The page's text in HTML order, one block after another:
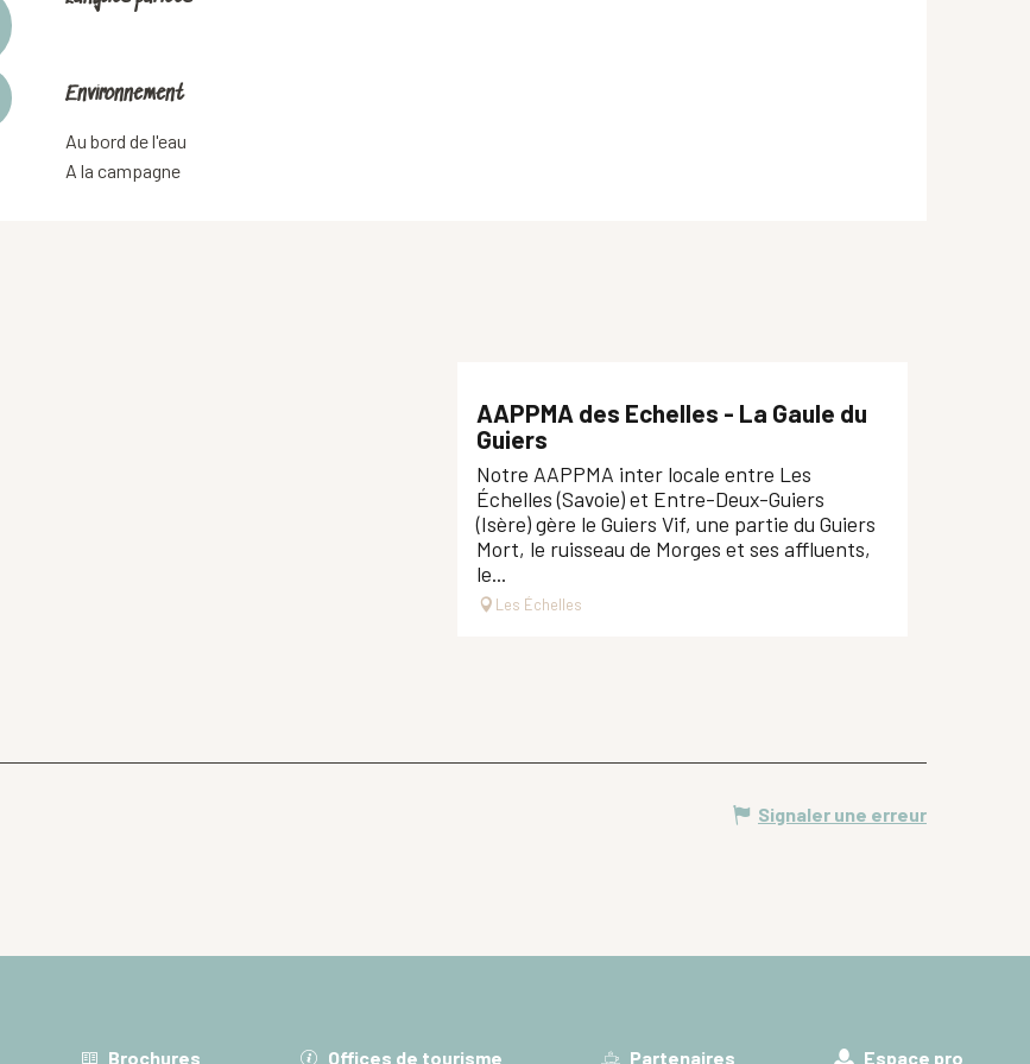
Environnement
Environnement
Au bord de l'eau
A la campagne
AAPPMA des Echelles - La Gaule du
Guiers
Notre AAPPMA inter locale entre Les
Échelles (Savoie) et Entre-Deux-Guiers
(Isère) gère le Guiers Vif, une partie du Guiers
Mort, le ruisseau de Morges et ses affluents,
le...
Les Échelles
Signaler une erreur
Brochures Offices de tourisme Partenaires Espace pro